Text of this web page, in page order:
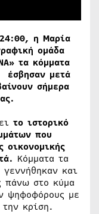
η Μαρία
ομάδα
τα κόμματα
έσβησαν μετά
σήμερα
το ιστορικό
που
οικονομικής
Κόμματα τα
και
πάνω στο κύμα
ψηφοφόρους με
κρίση.